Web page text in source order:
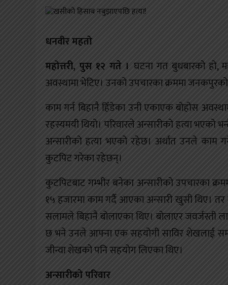
धनवीर महतो
महोत्तरी, पुस १२ गते । घटना गत बुधबारको हो,
अवस्थामा भेटिए। उनको उपचारका क्रममा
काम गर्न बिहानै हिँडेका उनी एकाएक बोहोस
रहस्यमयी थियो। परिवारले अन्सारीको हत्या भएको
अन्सारीको हत्या भएको रहेछ। अर्थात उनले काम
कुटपिट गरेका रहेछन्।
कुटपिटबाट गम्भीर बनेका अन्सारीको उपचारका
१५ हजारमा काम गर्दै आएका अन्सारी खुसी थिए। तर
सलामले बिहानै बोलाएका थिए। बोलाएर
छ भने उनले आफ्ना एक सहयोगी साविर शेखलाई
जीन्वा शेखको पनि सहयोग लिएका थिए।
अन्सारीको परिवार